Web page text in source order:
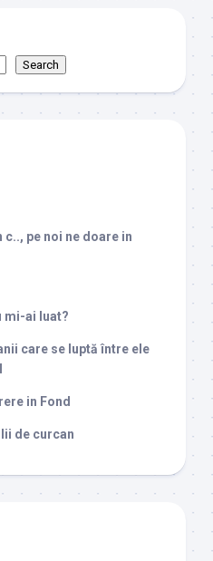
Search
pe noi ne doare in
mi-ai luat?
care se luptă între ele
in Fond
de curcan